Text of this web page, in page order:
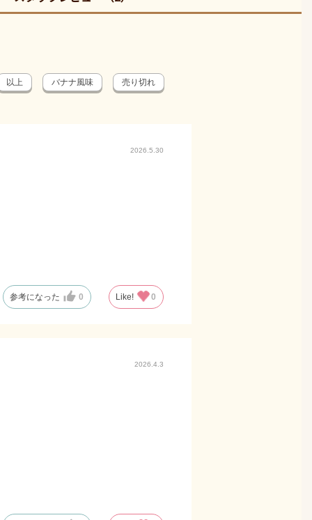
以上 バナナ風味 売り切れ
2026.5.30
参考になった 0 Like! 0
2026.4.3